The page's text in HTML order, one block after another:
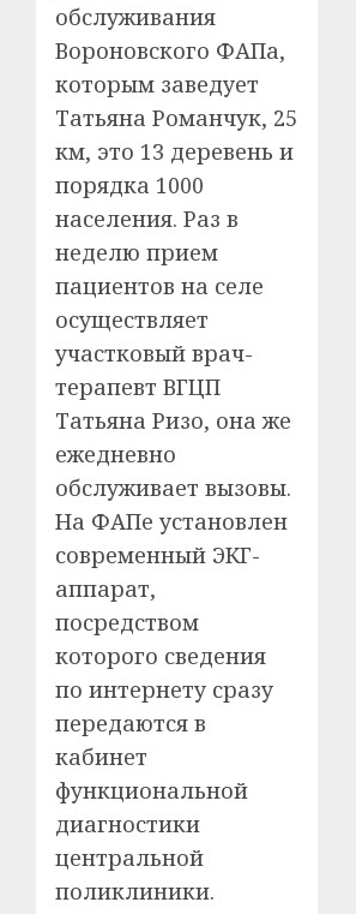
обслуживания
Вороновского ФАПа,
которым заведует
Татьяна Романчук, 25
км, это 13 деревень и
порядка 1000
населения. Раз в
неделю прием
пациентов на селе
осуществляет
участковый врач-
терапевт ВГЦП
Татьяна Ризо, она же
ежедневно
обслуживает вызовы.
На ФАПе установлен
современный ЭКГ-
аппарат,
посредством
которого сведения
по интернету сразу
передаются в
кабинет
функциональной
диагностики
центральной
поликлиники.